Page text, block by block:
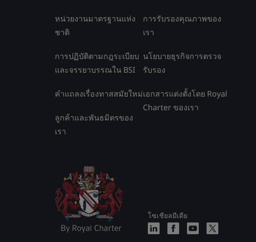
หน่วยงานมาตรฐานแห่ง
ชาติ
การปฏิบัติตามกฎระเบียบ
และจรรยาบรรณใน BSI
คำแถลงเรื่องทาสสมัยใหม่
ลูกค้าและพันธมิตรของ
เรา
การรับรองคุณภาพของ
เรา
นโยบายธุรกิจการตรวจ
รับรอง
เอกสารแต่งตั้งโดย Royal
Charter ของเรา
โซเชียลมีเดีย